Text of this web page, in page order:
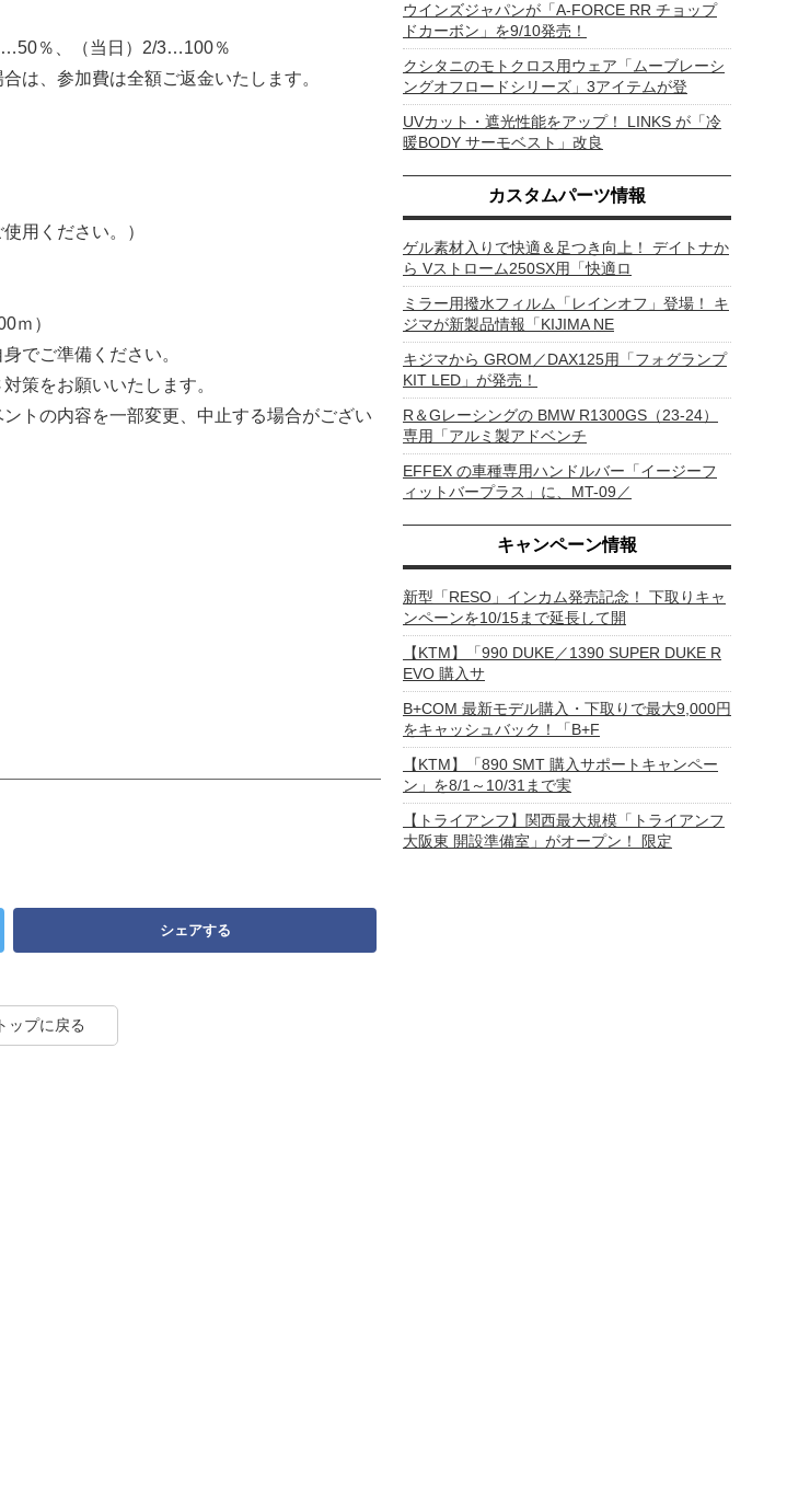
％、（当日）2/3…100％
は、参加費は全額ご返金いたします。
用ください。）
ｍ）
でご準備ください。
策をお願いいたします。
トの内容を一部変更、中止する場合がござい
シェアする
ップに戻る
ウインズジャパンが「A-FORCE RR チョップ
ドカーボン」を9/10発売！
クシタニのモトクロス用ウェア「ムーブレーシ
ングオフロードシリーズ」3アイテムが登
UVカット・遮光性能をアップ！ LINKS が「冷
暖BODY サーモベスト」改良
カスタムパーツ情報
ゲル素材入りで快適＆足つき向上！ デイトナか
ら Vストローム250SX用「快適ロ
ミラー用撥水フィルム「レインオフ」登場！ キ
ジマが新製品情報「KIJIMA NE
キジマから GROM／DAX125用「フォグランプ
KIT LED」が発売！
R＆Gレーシングの BMW R1300GS（23-24）
専用「アルミ製アドベンチ
EFFEX の車種専用ハンドルバー「イージーフ
ィットバープラス」に、MT-09／
キャンペーン情報
新型「RESO」インカム発売記念！ 下取りキャ
ンペーンを10/15まで延長して開
【KTM】「990 DUKE／1390 SUPER DUKE R
EVO 購入サ
B+COM 最新モデル購入・下取りで最大9,000円
をキャッシュバック！「B+F
【KTM】「890 SMT 購入サポートキャンペー
ン」を8/1～10/31まで実
【トライアンフ】関西最大規模「トライアンフ
大阪東 開設準備室」がオープン！ 限定